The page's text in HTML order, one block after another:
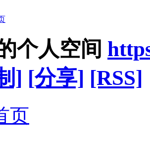
个人空间
] [分享] [RSS]
页